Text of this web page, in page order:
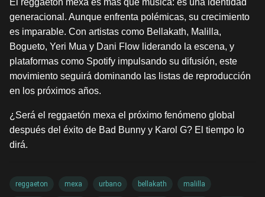
generacional. Aunque enfrenta polémicas, su crecimiento
es imparable. Con artistas como Bellakath, Malilla,
Bogueto, Yeri Mua y Dani Flow liderando la escena, y
plataformas como Spotify impulsando su difusión, este
movimiento seguirá dominando las listas de reproducción
en los próximos años.
¿Será el reggaetón mexa el próximo fenómeno global
después del éxito de Bad Bunny y Karol G? El tiempo lo
dirá.
reggaeton mexa urbano bellakath malilla